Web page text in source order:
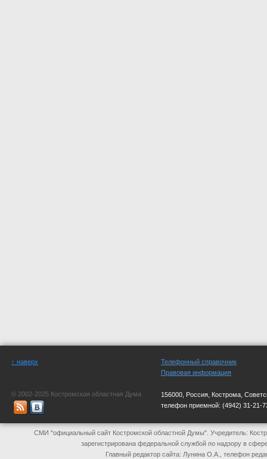
↑ наверх
© 2002-2025 Костромская областная Дума
Телефонный справочник
Правовая информация
156000, Россия, Кострома,
телефон приемной: (4942) 31-21-
СМИ "официальный сайт Костромской областной Думы". Учредитель:
зарегистрирована федеральной службой по надзору в
Главный редактор сайта: Лунина О.А., телефон